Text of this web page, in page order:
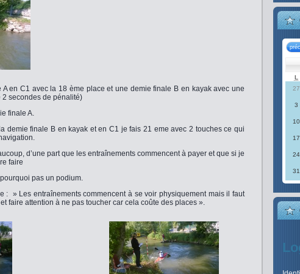
en C1 avec la 18 ème place et une demie finale B en kayak avec une
secondes de pénalité)
finale A.
demie finale B en kayak et en C1 je fais 21 eme avec 2 touches ce qui
d’une part que les entraînements commencent à payer et que si je
faire
pas un podium.
: » Les entraînements commencent à se voir physiquement mais il faut
faire attention à ne pas toucher car cela coûte des places ».
L
27
3
10
17
24
31